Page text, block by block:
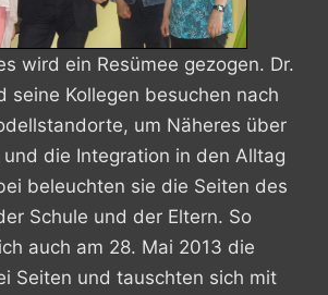
wird ein Resümee gezogen. Dr.
seine Kollegen besuchen nach
um Näheres über
die Integration in den Alltag
beleuchten sie die Seiten des
Schule und der Eltern. So
auch am 28. Mai 2013 die
Seiten und tauschten sich mit